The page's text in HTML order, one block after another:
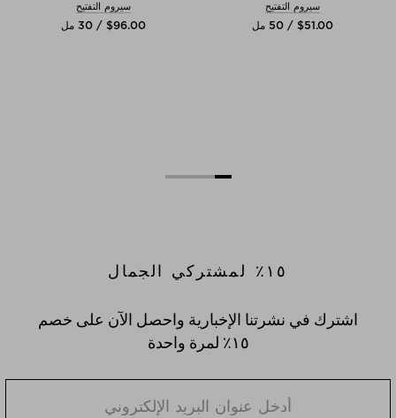
سيروم التفتيح
$‌51.00 / 50 مل
سيروم التفتيح
$‌96.00 / 30 مل
١٥٪؜ لمشتركي الجمال
اشترك في نشرتنا الإخبارية واحصل الآن على خصم
١٥٪؜ لمرة واحدة